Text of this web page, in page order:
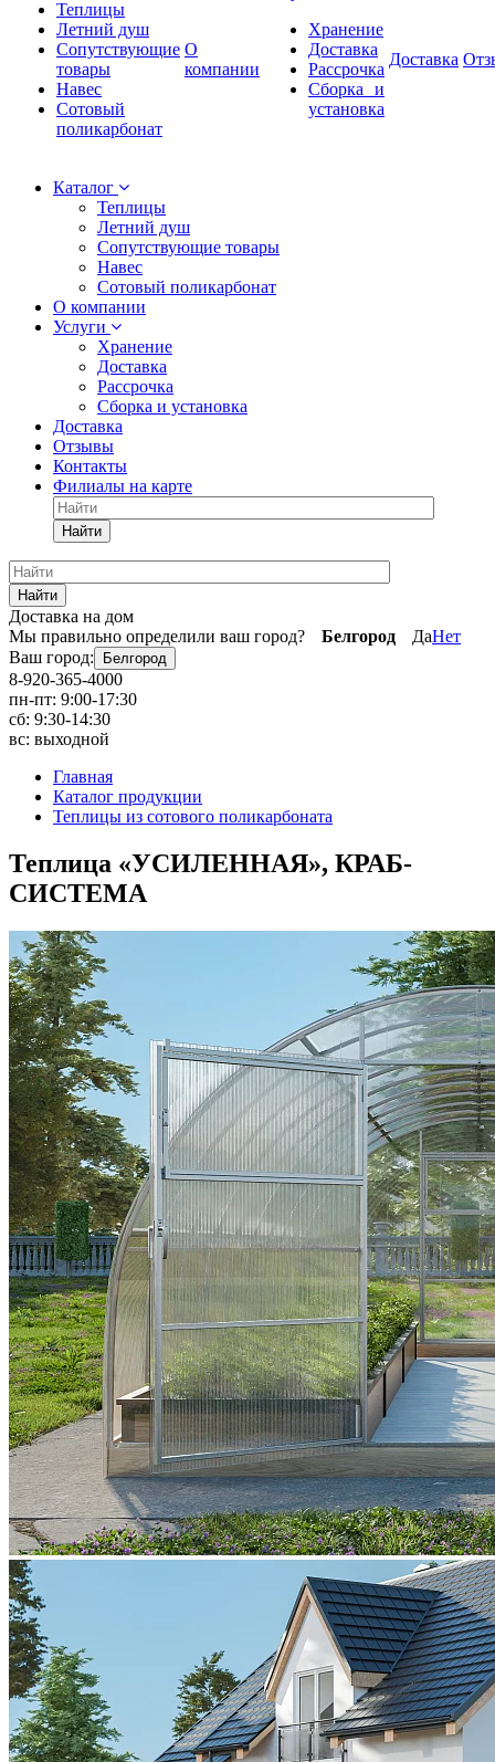
Теплицы
Летний душ
Сопутствующие
товары
Навес
Сотовый
поликарбонат
О
компании
Хранение
Доставка
Рассрочка
Сборка и
установка
Доставка
Каталог
Теплицы
Летний душ
Сопутствующие товары
Навес
Сотовый поликарбонат
О компании
Услуги
Хранение
Доставка
Рассрочка
Сборка и установка
Доставка
Отзывы
Контакты
Филиалы на карте
Найти
Найти
Доставка на дом
Мы правильно определили ваш город?
Белгород ДаНет
Ваш город:
Белгород
8-920-365-4000
пн-пт: 9:00-17:30
сб: 9:30-14:30
вс: выходной
Главная
Каталог продукции
Теплицы из сотового поликарбоната
Теплица «УСИЛЕННАЯ», КРАБ-
СИСТЕМА